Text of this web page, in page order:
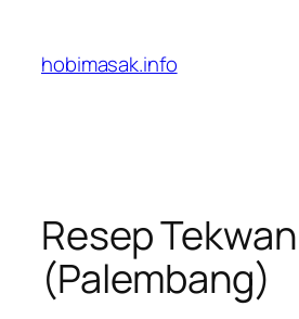
content
hobimasak.info
Resep Tekwan
(Palembang)